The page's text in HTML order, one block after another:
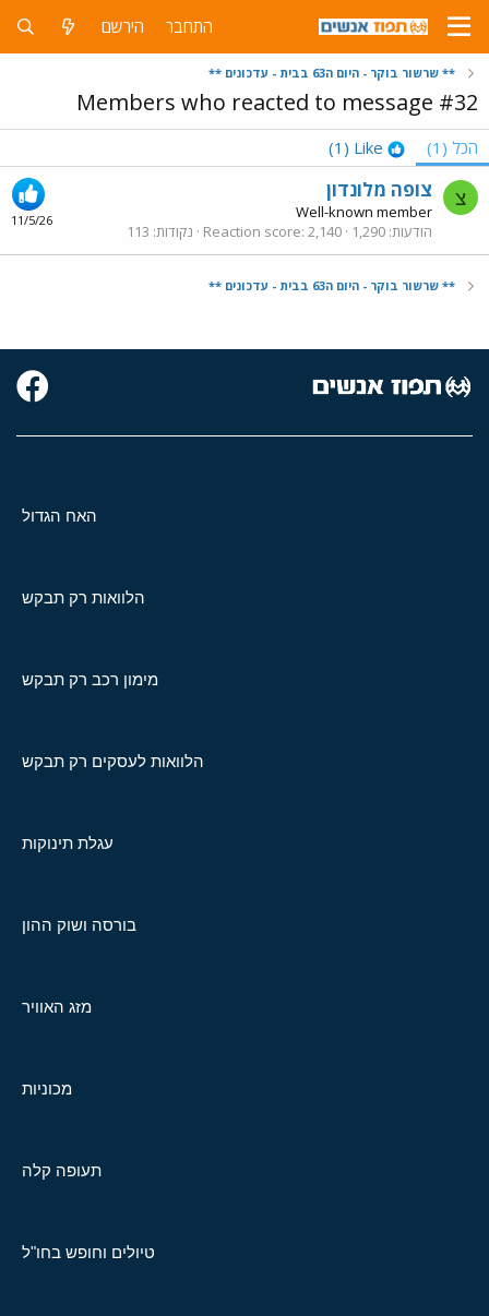
התחבר הירשם
** שרשור בוקר - היום ה63 בבית - עדכונים **
Members who reacted to message #32
הכל (1)
Like
(1)
צ
11/5/26
צופה מלונדון
Well-known member
הודעות 1,290
Reaction score 2,140 נקודות 113
** שרשור בוקר - היום ה63 בבית - עדכונים **
האח הגדול
הלוואות רק תבקש
מימון רכב רק תבקש
הלוואות לעסקים רק תבקש
עגלת תינוקות
בורסה ושוק ההון
מזג האוויר
מכוניות
תעופה קלה
טיולים וחופש בחו"ל